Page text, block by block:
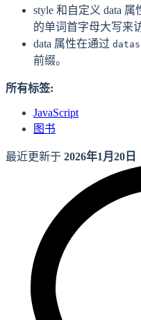
style 和自定义 data 属
的单词首字母大写来
data 属性在通过
前缀。
所有标签:
JavaScript
图书
最近更新于 2026年1月20日